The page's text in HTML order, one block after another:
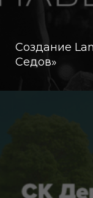
Создание
Седов»